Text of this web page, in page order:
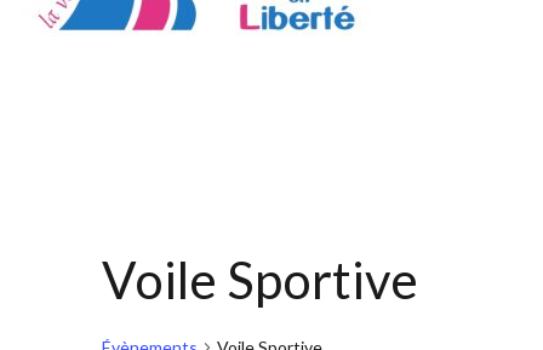
Voile Sportive